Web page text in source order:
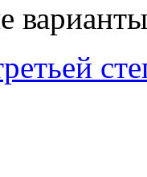
варианты